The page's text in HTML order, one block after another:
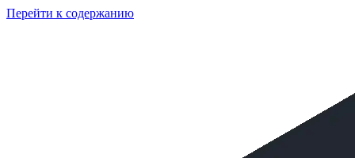
Перейти к содержанию